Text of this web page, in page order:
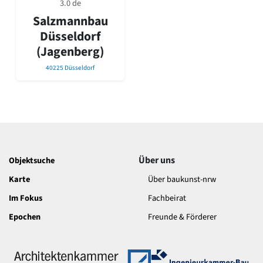
David Chipperfield
Harald Deilmann
Gottfried Böhm
Schneider von Esleben
Peter Behrens
Auszeichnung vorbildlicher Bauten NRW 2020
1950er-70er Jahre
Reformarchitektur
Jugendstil
Klassizismus
Gotik
3.0 de
Salzmannbau
Düsseldorf
(Jagenberg)
40225 Düsseldorf
Objektsuche
Karte
Im Fokus
Epochen
Über uns
Über baukunst-nrw
Fachbeirat
Freunde & Förderer